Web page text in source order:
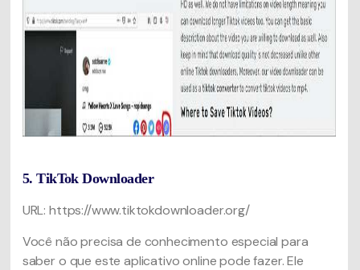
5. TikTok Downloader
URL: https://www.tiktokdownloader.org/
Você não precisa de conhecimento especial para
saber o que este aplicativo online pode fazer. Ele